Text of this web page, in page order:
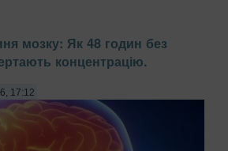
мозку: Як 48 годин без
концентрацію.
17:12